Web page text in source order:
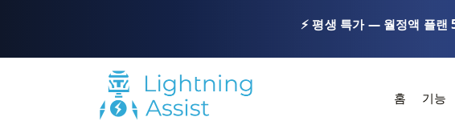
⚡ 평생 특가 — 월정액 플랜
홈 기능